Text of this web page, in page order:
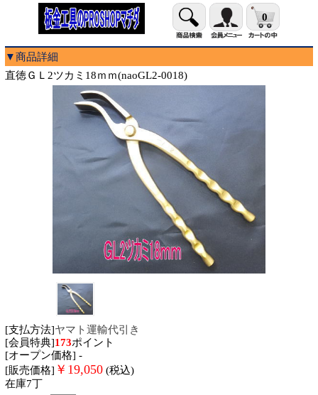
0
▼商品詳細
直徳ＧＬ2ツカミ18ｍｍ(naoGL2-0018)
[支払方法]ヤマト運輸代引き
[会員特典]173ポイント
[オープン価格] -
[販売価格] ￥ 19,050 (税込)
在庫7丁